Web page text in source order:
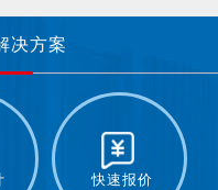
决方案
快速报价